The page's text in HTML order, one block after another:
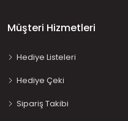
Müşteri Hizmetleri
Hediye Listeleri
Hediye Çeki
Sipariş Takibi